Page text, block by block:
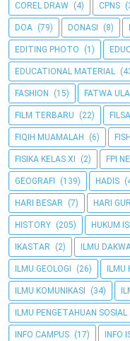
COREL DRAW (4) CPNS
DOA (79) DONASI (8)
EDITING PHOTO (1)
EDUCATIONAL MATERIAL
FASHION (15) FATWA
FILM TERBARU (22)
FIQIH MUAMALAH (6)
FISIKA KELAS XI (2) FPI
GEOGRAFI (139) HADIS
HARI BESAR (7) HARI
HISTORY (205) HUKUM
IKASTAR (2) ILMU
ILMU GEOLOGI (26)
ILMU KOMUNIKASI (34)
ILMU PENGETAHUAN SOSIAL
INFO CAMPUS (17) INFO